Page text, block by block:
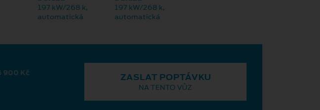
900 Kč
ZASLAT POPTÁVKU
NA TENTO VŮZ